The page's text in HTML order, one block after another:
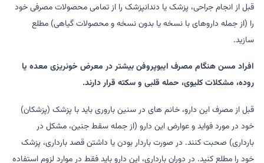
قبل از انجام جراحی، پزشک یا دندانپزشک را از تمامی محصولات مصرفی خود
را (از جمله داروهای با نسخه یا بدون نسخه و محصولات گیاهی) مطلع
سازید.
افراد مسن هنگام مصرف ایبوپروفن بیشتر در معرض خونریزی معده یا
روده، مشکلات کلیوی، حمله قلبی و سکته قرار دارند.
قبل از مصرف این دارو، خانم های در سنین باروری باید با پزشک (پزشکان)
خود در مورد فواید و عوارض این دارو (از جمله سقط جنین، مشکل در
بارداری) صحبت کنند. در صورت باردار بودن یا داشتن قصد بارداری، پزشک
خود را مطلع کنید. در دوران بارداری، این دارو باید فقط در موارد لزوم استفاده